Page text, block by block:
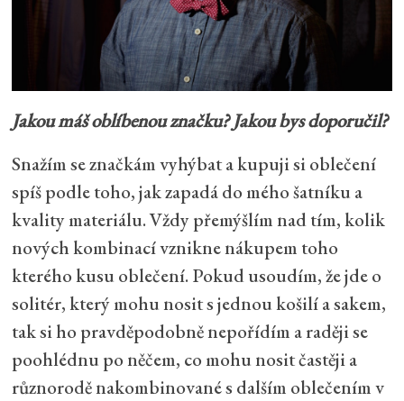
Jakou máš oblíbenou značku? Jakou bys doporučil?
Snažím se značkám vyhýbat a kupuji si oblečení
spíš podle toho, jak zapadá do mého šatníku a
kvality materiálu. Vždy přemýšlím nad tím, kolik
nových kombinací vznikne nákupem toho
kterého kusu oblečení. Pokud usoudím, že jde o
solitér, který mohu nosit s jednou košilí a sakem,
tak si ho pravděpodobně nepořídím a raději se
poohlédnu po něčem, co mohu nosit častěji a
různorodě nakombinované s dalším oblečením v